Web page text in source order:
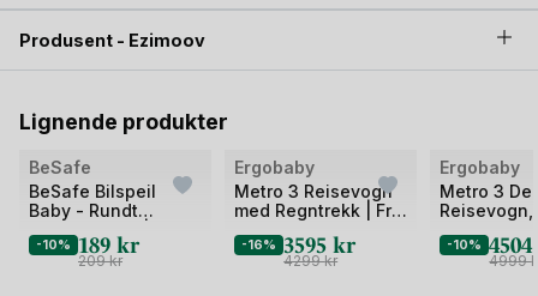
Produsent - Ezimoov
Lignende produkter
Bilde
av
BeSafe
BeSafe Bilspeil
Baby - Rundt
Mirror
-10% 189 kr
209kr
Bilde
av
2
Ergobaby
Metro 3 Reisevogn
med Regntrekk | Fra
– NYHET
-16% 3595kr
4299kr
Bilde
av
2
Ergobaby
Metro 3
Reisevogn,
Reisetrille |
Nyfødt til
-10% 4504
4999